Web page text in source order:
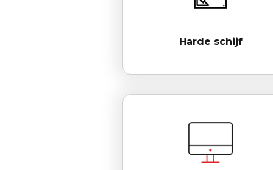
Harde schijf